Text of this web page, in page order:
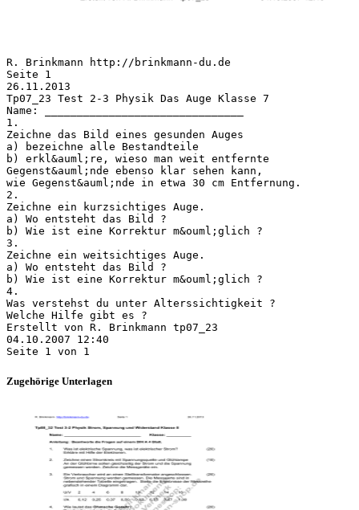
R. Brinkmann http://brinkmann-du.de
Seite 1
26.11.2013
Tp07_23 Test 2-3 Physik Das Auge Klasse 7
Name: _______________________________
1.
Zeichne das Bild eines gesunden Auges
a) bezeichne alle Bestandteile
b) erkl&auml;re, wieso man weit entfernte
Gegenst&auml;nde ebenso klar sehen kann,
wie Gegenst&auml;nde in etwa 30 cm Entfernung.
2.
Zeichne ein kurzsichtiges Auge.
a) Wo entsteht das Bild ?
b) Wie ist eine Korrektur m&ouml;glich ?
3.
Zeichne ein weitsichtiges Auge.
a) Wo entsteht das Bild ?
b) Wie ist eine Korrektur m&ouml;glich ?
4.
Was verstehst du unter Alterssichtigkeit ?
Welche Hilfe gibt es ?
Erstellt von R. Brinkmann tp07_23
04.10.2007 12:40
Zugehörige Unterlagen